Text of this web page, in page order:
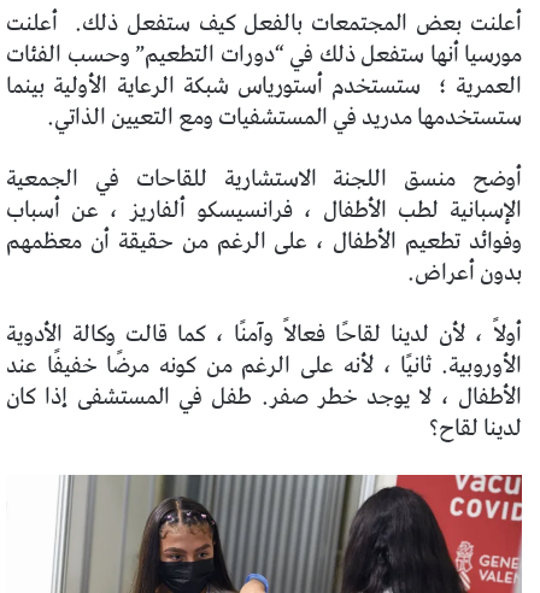
أعلنت بعض المجتمعات بالفعل كيف ستفعل ذلك. أعلنت
مورسيا أنها ستفعل ذلك في “دورات التطعيم” وحسب الفئات
العمرية ؛ ستستخدم أستورياس شبكة الرعاية الأولية بينما
ستستخدمها مدريد في المستشفيات ومع التعيين الذاتي.
أوضح منسق اللجنة الاستشارية للقاحات في الجمعية
الإسبانية لطب الأطفال ، فرانسيسكو ألفاريز ، عن أسباب
وفوائد تطعيم الأطفال ، على الرغم من حقيقة أن معظمهم
بدون أعراض.
أولاً ، لأن لدينا لقاحًا فعالاً وآمنًا ، كما قالت وكالة الأدوية
الأوروبية. ثانيًا ، لأنه على الرغم من كونه مرضًا خفيفًا عند
الأطفال ، لا يوجد خطر صفر. طفل في المستشفى إذا كان
لدينا لقاح؟